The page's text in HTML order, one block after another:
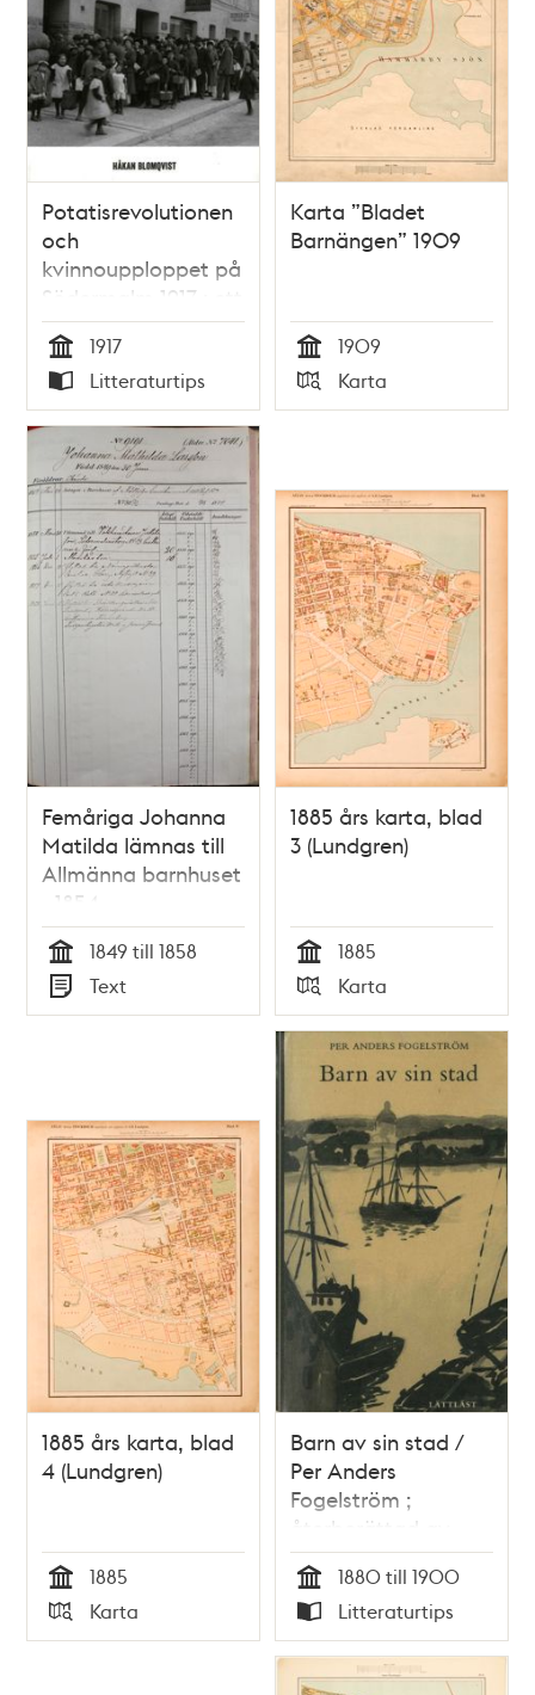
Potatisrevolutionen
och
kvinnoupploppet på
Södermalm 1917 : ett
historiskt reportage
om hunger och
demokrati / Håkan
Blomqvist
Tid
1917
Typ
Litteraturtips
Karta ”Bladet
Barnängen” 1909
Tid
1909
Typ
Karta
Femåriga Johanna
Matilda lämnas till
Allmänna barnhuset
- 1854
Tid
1849 till 1858
Typ
Text
1885 års karta, blad
3 (Lundgren)
Tid
1885
Typ
Karta
1885 års karta, blad
4 (Lundgren)
Tid
1885
Typ
Karta
Barn av sin stad /
Per Anders
Fogelström ;
återberättad av
Johan Werkmäster ;
bilder av Kalle
Berggren
Tid
1880 till 1900
Typ
Litteraturtips